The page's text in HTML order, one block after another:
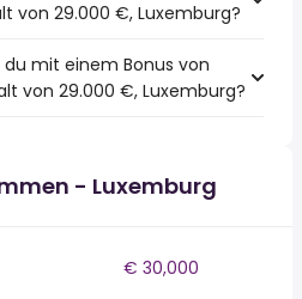
von 29.000 €, Luxemburg?
mit einem Bonus von
von 29.000 €, Luxemburg?
- Luxemburg
€ 30,000